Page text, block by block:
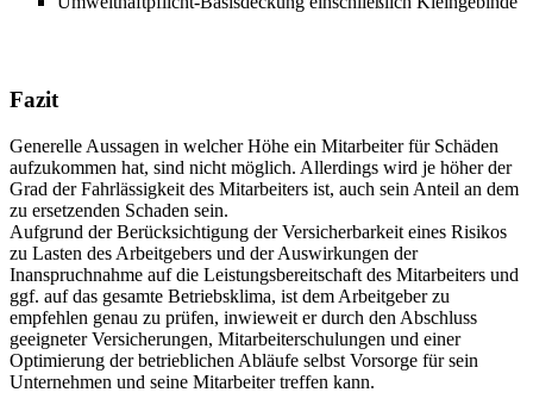
Fazit
Generelle Aussagen in welcher Höhe ein Mitarbeiter für Schäden
aufzukommen hat, sind nicht möglich. Allerdings wird je höher der
Grad der Fahrlässigkeit des Mitarbeiters ist, auch sein Anteil an dem
zu ersetzenden Schaden sein.
Aufgrund der Berücksichtigung der Versicherbarkeit eines Risikos
zu Lasten des Arbeitgebers und der Auswirkungen der
Inanspruchnahme auf die Leistungsbereitschaft des Mitarbeiters und
ggf. auf das gesamte Betriebsklima, ist dem Arbeitgeber zu
empfehlen genau zu prüfen, inwieweit er durch den Abschluss
geeigneter Versicherungen, Mitarbeiterschulungen und einer
Optimierung der betrieblichen Abläufe selbst Vorsorge für sein
Unternehmen und seine Mitarbeiter treffen kann.